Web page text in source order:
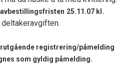
avbestillingsfristen 25.11.07 kl.
registrering/påmelding
som gyldig påmelding.